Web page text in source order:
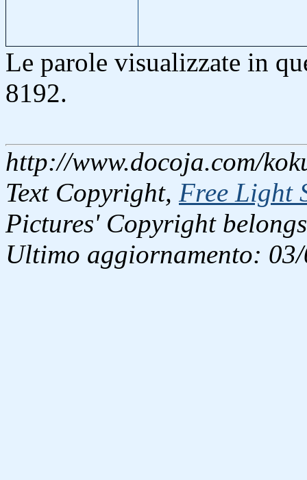
Le parole visualizzate in
8192.
http://www.docoja.com/
Text Copyright, Free Light
Pictures' Copyright
Ultimo aggiornamento: